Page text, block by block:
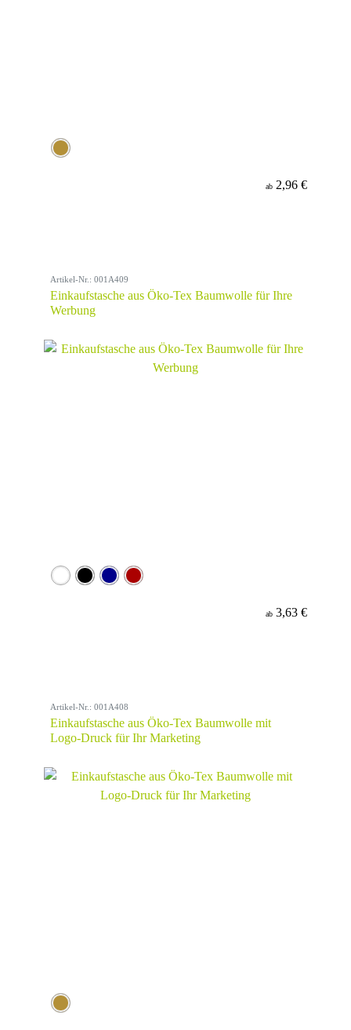
ab 2,96 €
Artikel-Nr.: 001A409
Einkaufstasche aus Öko-Tex Baumwolle für Ihre
Werbung
ab 3,63 €
Artikel-Nr.: 001A408
Einkaufstasche aus Öko-Tex Baumwolle mit
Logo-Druck für Ihr Marketing